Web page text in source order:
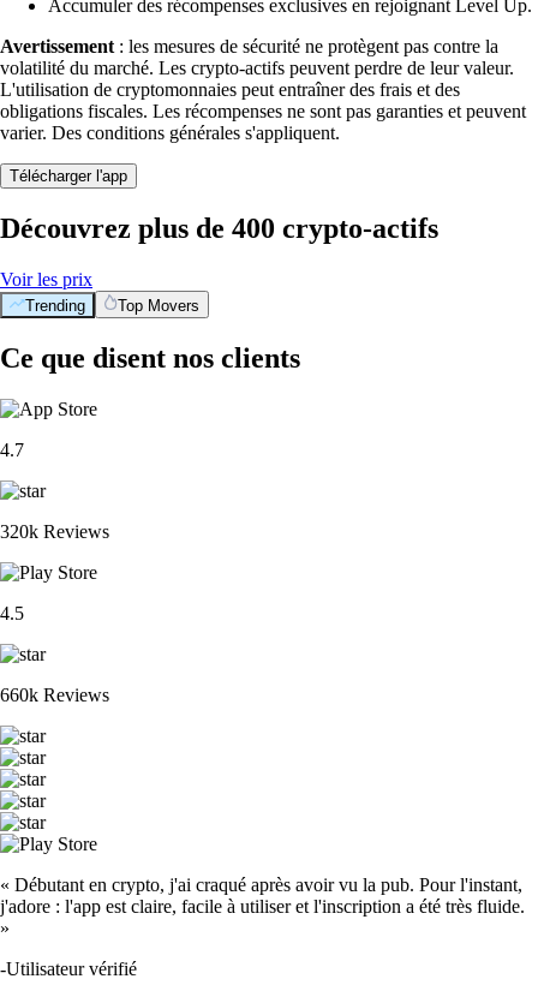
Accumuler des récompenses exclusives en rejoignant Level Up.
Avertissement : les mesures de sécurité ne protègent pas contre la
volatilité du marché. Les crypto-actifs peuvent perdre de leur valeur.
L'utilisation de cryptomonnaies peut entraîner des frais et des
obligations fiscales. Les récompenses ne sont pas garanties et peuvent
varier. Des conditions générales s'appliquent.
Télécharger l'app
Découvrez plus de 400 crypto-actifs
Voir les prix
Trending Top Movers
Ce que disent nos clients
4.7
320k Reviews
4.5
660k Reviews
« Débutant en crypto, j'ai craqué après avoir vu la pub. Pour l'instant,
j'adore : l'app est claire, facile à utiliser et l'inscription a été très fluide.
»
-Utilisateur vérifié